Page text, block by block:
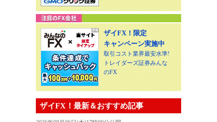
ザイFX！限定
キャンペーン実施中
取引コスト業界最安水準!
トレイダーズ証券みんな
のFX
ザイFX！最新＆おすすめ記事